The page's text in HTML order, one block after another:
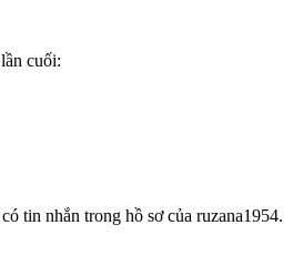
cuối:
tin nhắn trong hồ sơ của ruzana1954.